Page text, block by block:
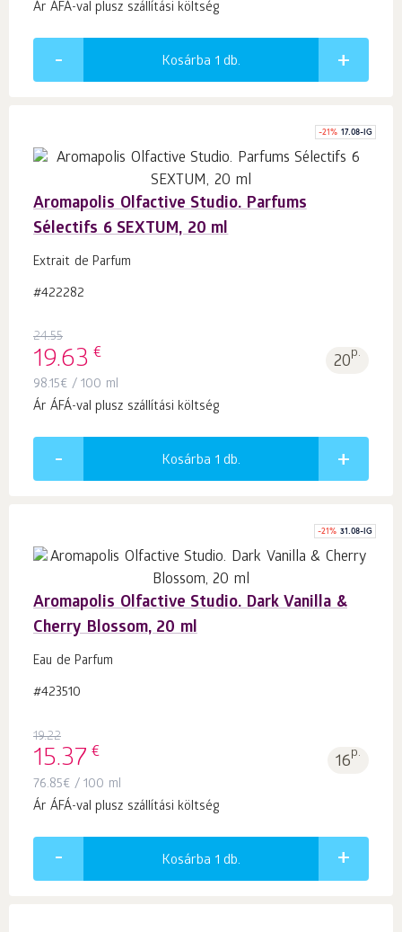
Ár ÁFÁ-val plusz szállítási költség
Kosárba 1 db.
-21% 17.08-IG
Aromapolis Olfactive Studio. Parfums
Sélectifs 6 SEXTUM, 20 ml
Extrait de Parfum
#422282
24.55
19.63 € 20p.
98.15€ / 100 ml
Ár ÁFÁ-val plusz szállítási költség
Kosárba 1 db.
-21% 31.08-IG
Aromapolis Olfactive Studio. Dark Vanilla &
Cherry Blossom, 20 ml
Eau de Parfum
#423510
19.22
15.37 € 16p.
76.85€ / 100 ml
Ár ÁFÁ-val plusz szállítási költség
Kosárba 1 db.